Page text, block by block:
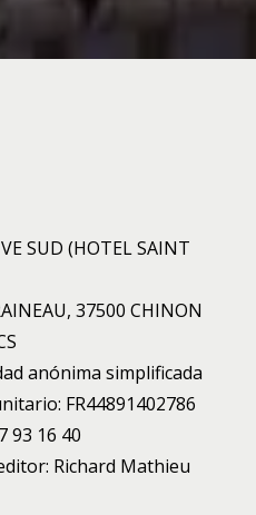
SUD (HOTEL SAINT
37500 CHINON
anónima simplificada
FR44891402786
93 16 40
Richard Mathieu